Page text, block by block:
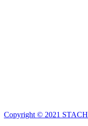
Copyright © 2021